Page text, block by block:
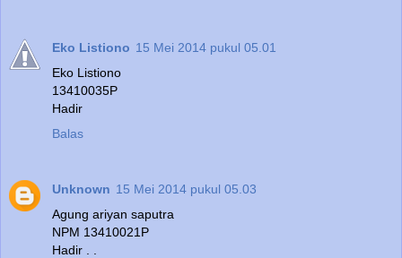
Eko Listiono 15 Mei 2014 pukul 05.01
Eko Listiono
13410035P
Hadir
Balas
Unknown 15 Mei 2014 pukul 05.03
Agung ariyan saputra
NPM 13410021P
Hadir . .